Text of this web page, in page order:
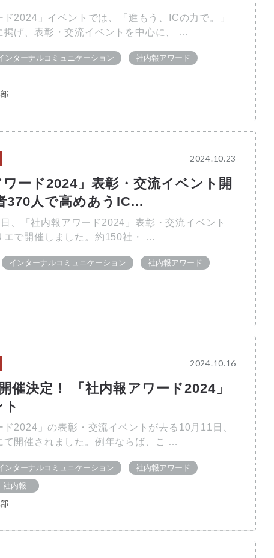
ド2024」イベントでは、「進もう、ICの力で。」
掲げ、表彰・交流イベントを中心に、 …
ンターナルコミュニケーション
社内報アワード
2024.10.23
ワード2024」表彰・交流イベント開
370人で高めあうIC...
、「社内報アワード2024」表彰・交流イベント
エで開催しました。約150社・ …
インターナルコミュニケーション
社内報アワード
2024.10.16
催決定！ 「社内報アワード2024」
ド2024」の表彰・交流イベントが去る10月11日、
て開催されました。例年ならば、こ …
ンターナルコミュニケーション
社内報アワード
社内報